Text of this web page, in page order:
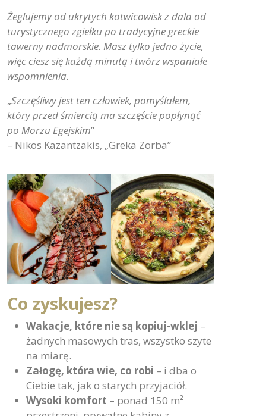
Żeglujemy od ukrytych kotwicowisk z dala od
turystycznego zgiełku po tradycyjne greckie
tawerny nadmorskie. Masz tylko jedno życie,
więc ciesz się każdą minutą i twórz wspaniałe
wspomnienia.
„Szczęśliwy jest ten człowiek, pomyślałem,
który przed śmiercią ma szczęście popłynąć
po Morzu Egejskim”
– Nikos Kazantzakis, „Greka Zorba”
Co zyskujesz?
Wakacje, które nie są kopiuj-wklej –
żadnych masowych tras, wszystko szyte
na miarę.
Załogę, która wie, co robi – i dba o
Ciebie tak, jak o starych przyjaciół.
Wysoki komfort – ponad 150 m²